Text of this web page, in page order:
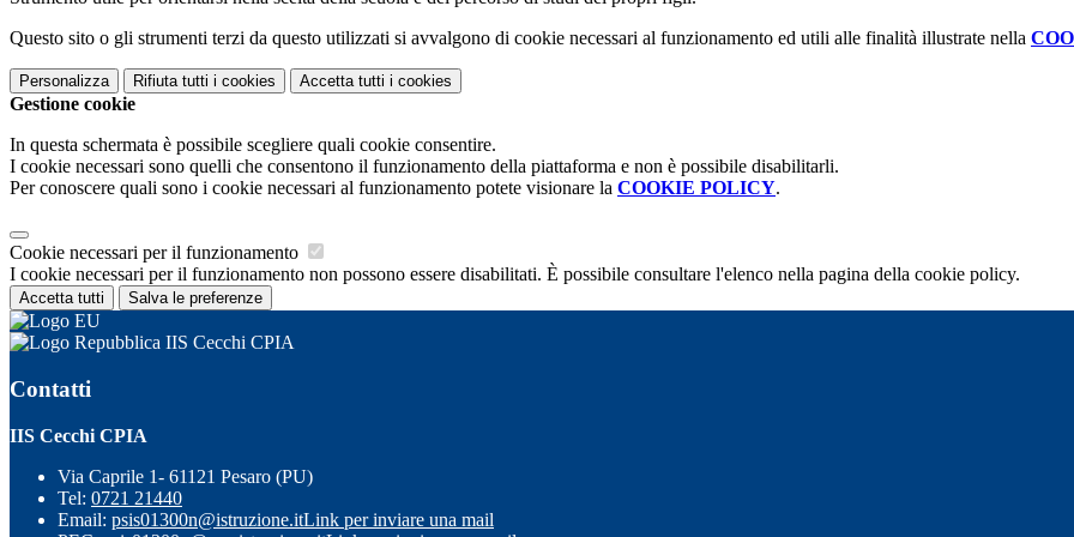
Questo sito o gli strumenti terzi da questo utilizzati si avvalgono di cookie necessari al funzionamento ed utili alle finalità illustrate nella
Personalizza Rifiuta tutti i cookies Accetta tutti i cookies
Gestione cookie
In questa schermata è possibile scegliere quali cookie consentire.
I cookie necessari sono quelli che consentono il funzionamento della piattaforma e non è possibile disabilitarli.
Per conoscere quali sono i cookie necessari al funzionamento potete visionare la COOKIE POLICY.
Cookie necessari per il funzionamento
I cookie necessari per il funzionamento non possono essere disabilitati. È possibile consultare l'elenco nella pagina della cookie policy.
Accetta tutti Salva le preferenze
IIS Cecchi CPIA
Contatti
IIS Cecchi CPIA
Via Caprile 1- 61121 Pesaro (PU)
Tel: 0721 21440
Email: psis01300n@istruzione.itLink per inviare una mail